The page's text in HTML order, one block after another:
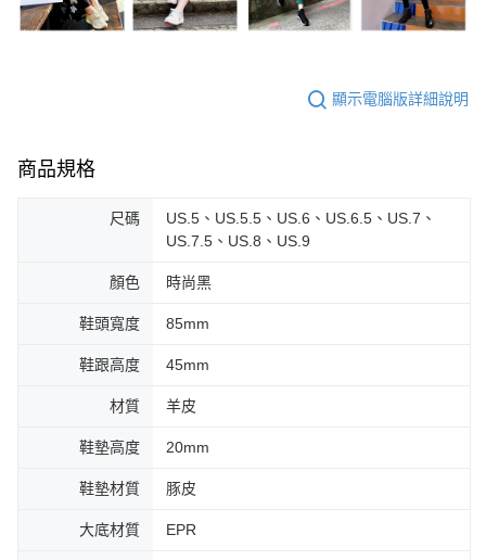
顯示電腦版詳細說明
商品規格
尺碼
US.5、US.5.5、US.6、US.6.5、US.7、
US.7.5、US.8、US.9
顏色 時尚黑
鞋頭寬度 85mm
鞋跟高度 45mm
材質 羊皮
鞋墊高度 20mm
鞋墊材質 豚皮
大底材質 EPR